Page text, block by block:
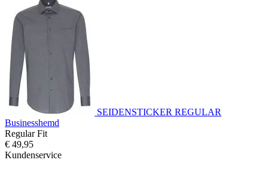
SEIDENSTICKER REGULAR
Businesshemd
Regular Fit
€ 49,95
Kundenservice